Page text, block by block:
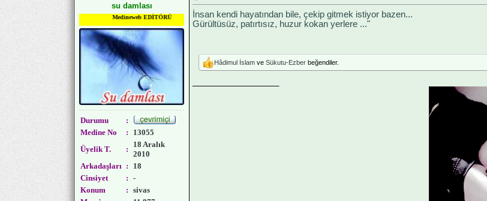
su damlası
Medineweb EDİTÖRÜ
Durumu
:
Medine No
:
13055
Üyelik T.
:
18 Aralık
2010
Arkadaşları :
18
Cinsiyet
: -
Konum
: sivas
İnsan kendi hayatından bile, çekip gitmek istiyor bazen...
Gürültüsüz, patırtısız, huzur kokan yerlere ..."
Hâdimul İslam ve Sükutu-Ezber beğendiler.